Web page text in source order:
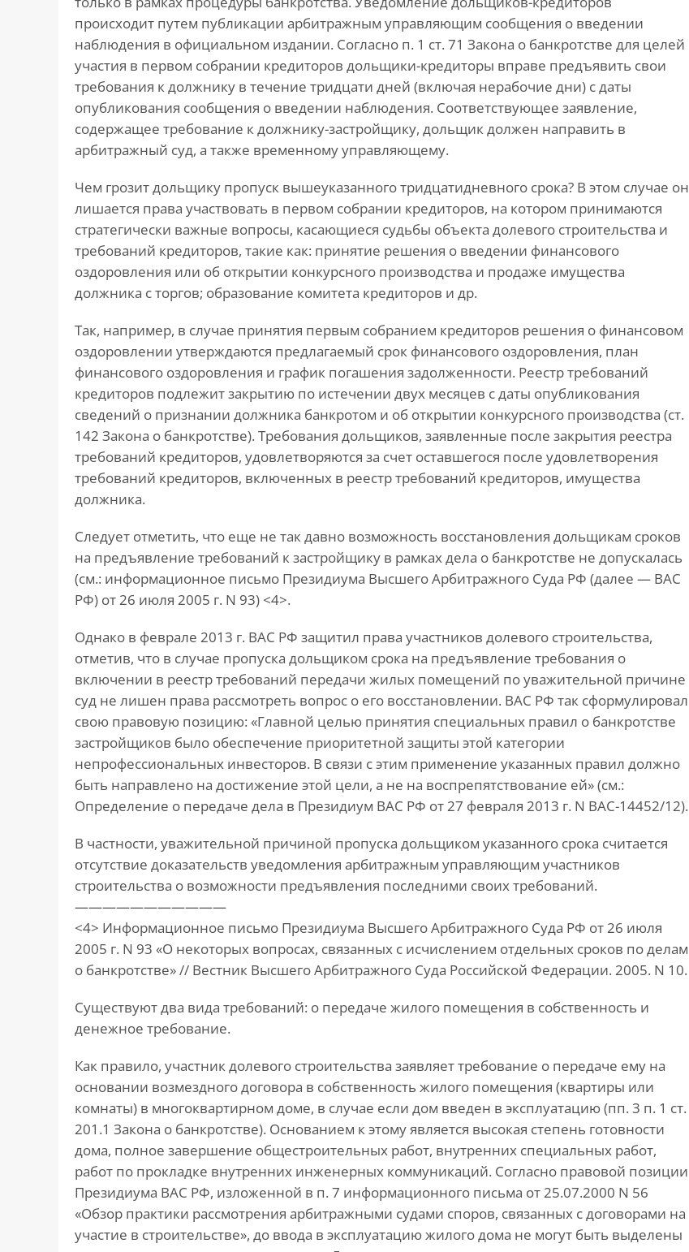
происходит путем публикации арбитражным управляющим сообщения о введении
наблюдения в официальном издании. Согласно п. 1 ст. 71 Закона о банкротстве для целей
участия в первом собрании кредиторов дольщики-кредиторы вправе предъявить свои
требования к должнику в течение тридцати дней (включая нерабочие дни) с даты
опубликования сообщения о введении наблюдения. Соответствующее заявление,
содержащее требование к должнику-застройщику, дольщик должен направить в
арбитражный суд, а также временному управляющему.
Чем грозит дольщику пропуск вышеуказанного тридцатидневного срока? В этом случае он
лишается права участвовать в первом собрании кредиторов, на котором принимаются
стратегически важные вопросы, касающиеся судьбы объекта долевого строительства и
требований кредиторов, такие как: принятие решения о введении финансового
оздоровления или об открытии конкурсного производства и продаже имущества
должника с торгов; образование комитета кредиторов и др.
Так, например, в случае принятия первым собранием кредиторов решения о финансовом
оздоровлении утверждаются предлагаемый срок финансового оздоровления, план
финансового оздоровления и график погашения задолженности. Реестр требований
кредиторов подлежит закрытию по истечении двух месяцев с даты опубликования
сведений о признании должника банкротом и об открытии конкурсного производства (ст.
142 Закона о банкротстве). Требования дольщиков, заявленные после закрытия реестра
требований кредиторов, удовлетворяются за счет оставшегося после удовлетворения
требований кредиторов, включенных в реестр требований кредиторов, имущества
должника.
Следует отметить, что еще не так давно возможность восстановления дольщикам сроков
на предъявление требований к застройщику в рамках дела о банкротстве не допускалась
(см.: информационное письмо Президиума Высшего Арбитражного Суда РФ (далее — ВАС
РФ) от 26 июля 2005 г. N 93) <4>.
Однако в феврале 2013 г. ВАС РФ защитил права участников долевого строительства,
отметив, что в случае пропуска дольщиком срока на предъявление требования о
включении в реестр требований передачи жилых помещений по уважительной причине
суд не лишен права рассмотреть вопрос о его восстановлении. ВАС РФ так сформулировал
свою правовую позицию: «Главной целью принятия специальных правил о банкротстве
застройщиков было обеспечение приоритетной защиты этой категории
непрофессиональных инвесторов. В связи с этим применение указанных правил должно
быть направлено на достижение этой цели, а не на воспрепятствование ей» (см.:
Определение о передаче дела в Президиум ВАС РФ от 27 февраля 2013 г. N ВАС-14452/12).
В частности, уважительной причиной пропуска дольщиком указанного срока считается
отсутствие доказательств уведомления арбитражным управляющим участников
строительства о возможности предъявления последними своих требований.
———————————
<4> Информационное письмо Президиума Высшего Арбитражного Суда РФ от 26 июля
2005 г. N 93 «О некоторых вопросах, связанных с исчислением отдельных сроков по делам
о банкротстве» // Вестник Высшего Арбитражного Суда Российской Федерации. 2005. N 10.
Существуют два вида требований: о передаче жилого помещения в собственность и
денежное требование.
Как правило, участник долевого строительства заявляет требование о передаче ему на
основании возмездного договора в собственность жилого помещения (квартиры или
комнаты) в многоквартирном доме, в случае если дом введен в эксплуатацию (пп. 3 п. 1 ст.
201.1 Закона о банкротстве). Основанием к этому является высокая степень готовности
дома, полное завершение общестроительных работ, внутренних специальных работ,
работ по прокладке внутренних инженерных коммуникаций. Согласно правовой позиции
Президиума ВАС РФ, изложенной в п. 7 информационного письма от 25.07.2000 N 56
«Обзор практики рассмотрения арбитражными судами споров, связанных с договорами на
участие в строительстве», до ввода в эксплуатацию жилого дома не могут быть выделены